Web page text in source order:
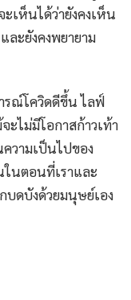
ะเห็นได้ว่ายังคงเห็น
ละยังคงพยายาม
ณ์โควิดดีขึ้น ไลฟ์
ะไม่มีโอกาสก้าวเท้า
วามเป็นไปของ
นตอนที่เราและ
บดบังด้วยมนุษย์เอง